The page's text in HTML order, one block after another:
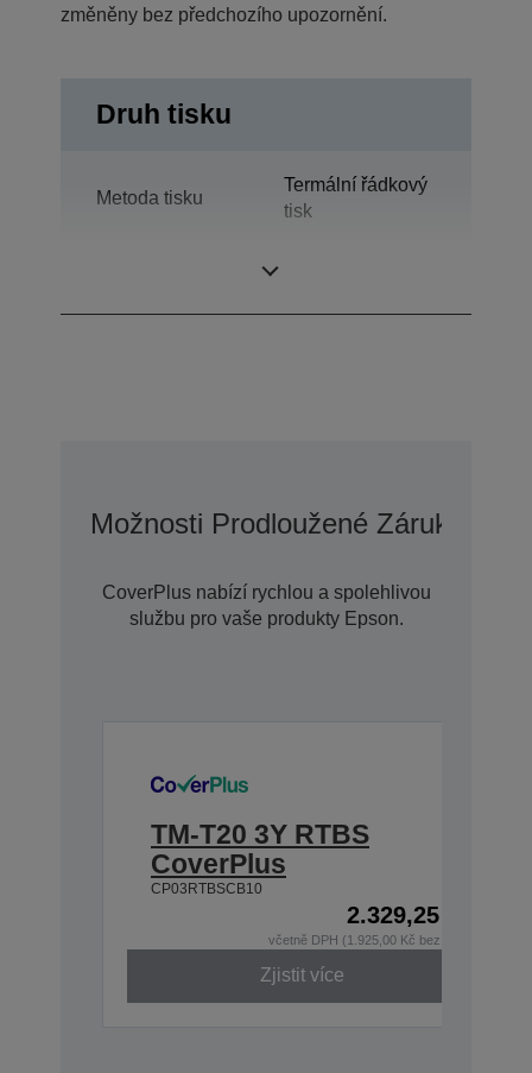
změněny bez předchozího upozornění.
Druh tisku
Metoda tisku
Termální řádkový
tisk
Možnosti Prodloužené Záruky S
CoverPlus nabízí rychlou a spolehlivou
službu pro vaše produkty Epson.
TM-T20 3Y RTBS
CoverPlus
CP03RTBSCB10
2.329,25 Kč
včetně DPH (1.925,00 Kč bez DPH)
Zjistit více